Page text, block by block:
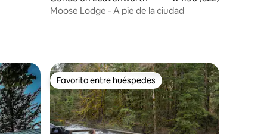
Moose Lodge - A pie de la ciudad
Favorito entre huéspedes
Favorito entre huéspedes